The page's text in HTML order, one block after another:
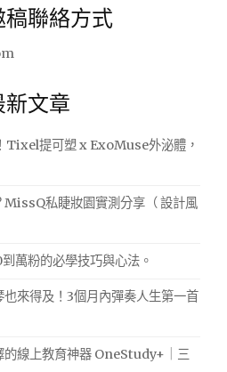
稿聯絡方式
新文章
Tixel提可塑 x ExoMuse外泌體，
MissQ私睫妝園實測分享（ 設計風
萬粉的必學技巧與心法。
也來得及！3個月內彈奏人生第一首
的線上教育神器 OneStudy+｜三